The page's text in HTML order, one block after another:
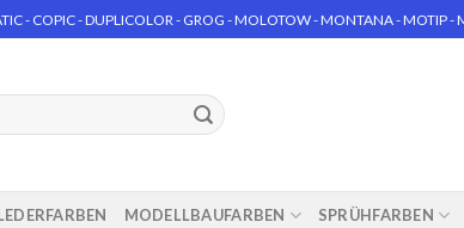
- COPIC - DUPLICOLOR - GROG - MOLOTOW - MONTANA - MOTIP -
MODELLBAUFARBEN SPRÜHFARBEN